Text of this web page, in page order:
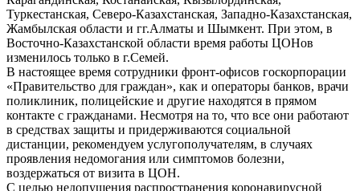
Туркестанская, Северо-Казахстанская, Западно-Казахстанская,
Жамбылская области и гг.Алматы и Шымкент. При этом, в
Восточно-Казахстанской области время работы ЦОНов
изменилось только в г.Семей.
В настоящее время сотрудники фронт-офисов госкорпорации
«Правительство для граждан», как и операторы банков, врачи
поликлиник, полицейские и другие находятся в прямом
контакте с гражданами. Несмотря на то, что все они работают
в средствах защиты и придерживаются социальной
дистанции, рекомендуем услугополучателям, в случаях
проявления недомогания или симптомов болезни,
воздержаться от визита в ЦОН.
С целью недопущения распространения коронавирусной